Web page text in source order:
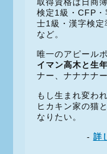
取得資格は日商
検定1級・CFP
士1級・漢字検
など。
唯一のアピール
イマン高木と生
ナー、ナナナナ
もし生まれ変わ
ヒカキン家の猫
なりたい。
- 詳